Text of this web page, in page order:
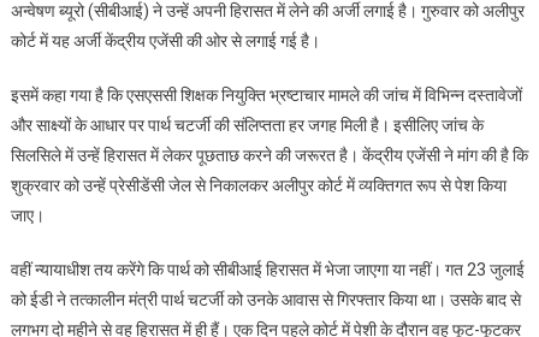
अब
चटर्जी
को
हिरासत
में
है
अन्वेषण ब्यूरो (सीबीआई) ने उन्हें अपनी हिरासत में लेने की अर्जी लगाई है। गुरुवार को अलीपुर
कोर्ट में यह अर्जी केंद्रीय एजेंसी की ओर से लगाई गई है।
इसमें कहा गया है कि एसएससी शिक्षक नियुक्ति भ्रष्टाचार मामले की जांच में विभिन्न दस्तावेजों
और साक्ष्यों के आधार पर पार्थ चटर्जी की संलिप्तता हर जगह मिली है। इसीलिए जांच के
सिलसिले में उन्हें हिरासत में लेकर पूछताछ करने की जरूरत है। केंद्रीय एजेंसी ने मांग की है कि
शुक्रवार को उन्हें प्रेसीडेंसी जेल से निकालकर अलीपुर कोर्ट में व्यक्तिगत रूप से पेश किया
जाए।
वहीं न्यायाधीश तय करेंगे कि पार्थ को सीबीआई हिरासत में भेजा जाएगा या नहीं। गत 23 जुलाई
को ईडी ने तत्कालीन मंत्री पार्थ चटर्जी को उनके आवास से गिरफ्तार किया था। उसके बाद से
लगभग दो महीने से वह हिरासत में ही हैं। एक दिन पहले कोर्ट में पेशी के दौरान वह फूट-फूटकर